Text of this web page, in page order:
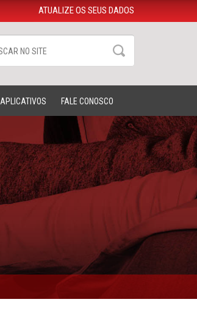
ATUALIZE OS SEUS DADOS
APLICATIVOS FALE CONOSCO